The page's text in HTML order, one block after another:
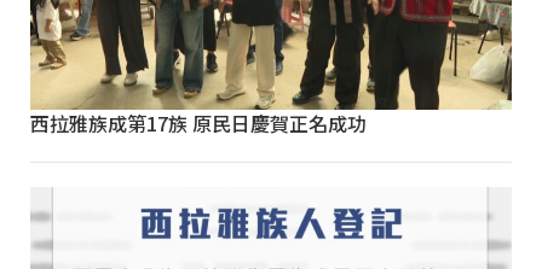
西拉雅族成第17族 原民日慶賀正名成功